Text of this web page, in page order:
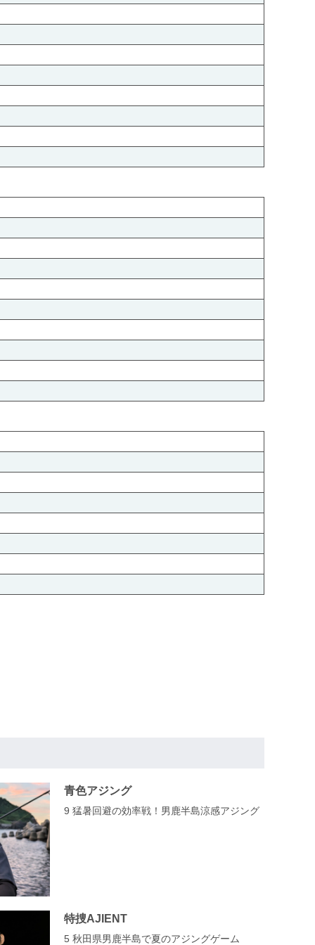
青色アジング
9 猛暑回避の効率戦！男鹿半島涼感アジング
特捜AJIENT
5 秋田県男鹿半島で夏のアジングゲーム